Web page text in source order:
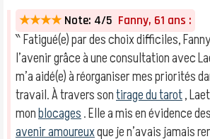
★★★★ Note: 4/5 Fanny, 61 ans :
‶ Fatigué(e) par des choix difficiles,
l’avenir grâce à une consultation avec
m’a aidé(e) à réorganiser mes priorités
travail. À travers sontirage du tarot,
monblocages. Elle a mis en évidence des
avenir amoureuxque je n’avais jamais